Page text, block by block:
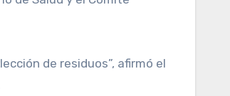
de residuos”, afirmó el